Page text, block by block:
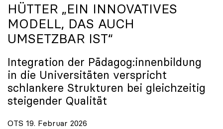
HÜTTER „EIN INNOVATIVES
MODELL, DAS AUCH
UMSETZBAR IST“
Integration der Pädagog:innenbildung
in die Universitäten verspricht
schlankere Strukturen bei gleichzeitig
steigender Qualität
OTS 19. Februar 2026